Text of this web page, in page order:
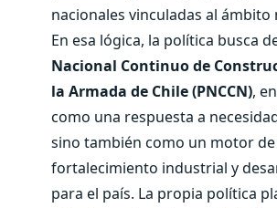
nacionales vinculadas al ámbito
En esa lógica, la política busca
Nacional Continuo de
la Armada de Chile (PNCCN),
como una respuesta a
sino también como un motor
fortalecimiento industrial y
para el país. La propia política